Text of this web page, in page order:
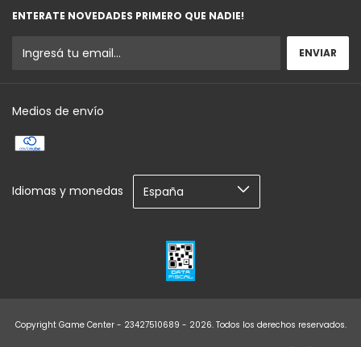
ENTERATE NOVEDADES PRIMERO QUE NADIE!
Medios de envío
Idiomas y monedas
Copyright Game Center - 23427510689 - 2026. Todos los derechos reservados.